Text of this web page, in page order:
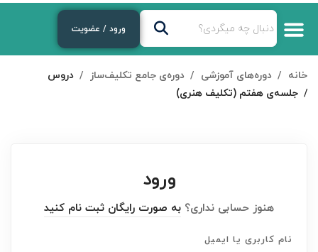
ورود / عضویت
خانه دوره‌های آموزشی دوره‌ی جامع تکلیف‌ساز
دروس
جلسه‌ی هفتم (تکلیف هنری)
ورود
هنوز حسابی نداری؟ به صورت رایگان ثبت نام کنید
نام کاربری یا ایمیل